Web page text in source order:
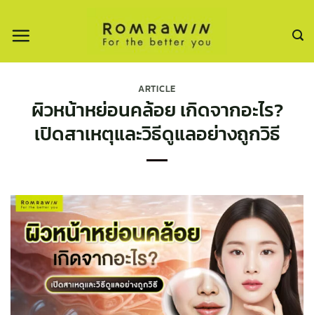
ARTICLE
ผิวหน้าหย่อนคล้อย เกิดจากอะไร?
เปิดสาเหตุและวิธีดูแลอย่างถูกวิธี